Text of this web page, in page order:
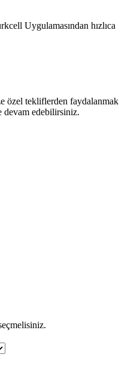
Uygulamasından hızlıca
özel tekliflerden faydalanmak
devam edebilirsiniz.